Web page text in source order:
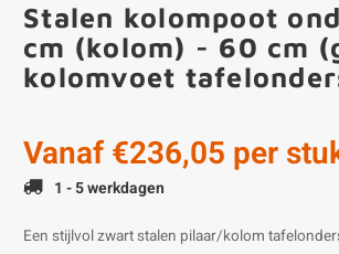
Stalen kolompoot
cm (kolom) - 60 cm
kolomvoet
Vanaf€236,05 per
1 - 5 werkdagen
Een stijlvol zwart stalen pilaar/kolom